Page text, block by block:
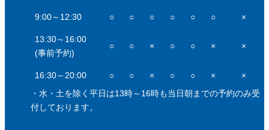
9:00～12:30 ○ ○ ○ ○ ○ ○ ×
13:30～16:00
(事前予約)
○ ○ × ○ ○ × ×
16:30～20:00 ○ ○ × ○ ○ ×
×
・水・土を除く平日は13時～16時も当日朝までの予約のみ受
付しております。